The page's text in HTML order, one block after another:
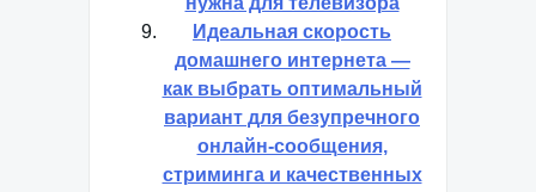
Идеальная скорость
домашнего интернета —
как выбрать оптимальный
вариант для безупречного
онлайн-сообщения,
стриминга и качественных